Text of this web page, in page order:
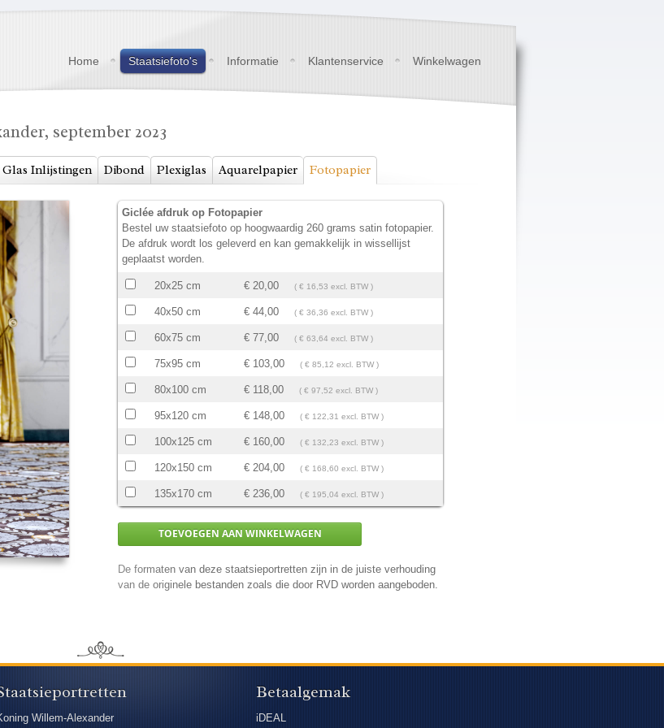
Home Staatsiefoto's Informatie Klantenservice Winkelwagen
september 2023
Glas Inlijstingen Dibond Plexiglas Aquarelpapier Fotopapier
Giclée afdruk op Fotopapier
Bestel uw staatsiefoto op hoogwaardig 260 grams satin fotopapier.
De afdruk wordt los geleverd en kan gemakkelijk in wissellijst
geplaatst worden.
20x25 cm € 20,00 ( € 16,53 excl. BTW )
40x50 cm € 44,00 ( € 36,36 excl. BTW )
60x75 cm € 77,00 ( € 63,64 excl. BTW )
75x95 cm € 103,00 ( € 85,12 excl. BTW )
80x100 cm € 118,00 ( € 97,52 excl. BTW )
95x120 cm € 148,00 ( € 122,31 excl. BTW )
100x125 cm € 160,00 ( € 132,23 excl. BTW )
120x150 cm € 204,00 ( € 168,60 excl. BTW )
135x170 cm € 236,00 ( € 195,04 excl. BTW )
De formaten van deze staatsieportretten zijn in de juiste verhouding
van de originele bestanden zoals die door RVD worden aangeboden.
Willem-Alexander
Betaalgemak
iDEAL